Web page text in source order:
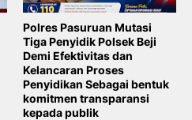
Polres Pasuruan Mutasi
Tiga Penyidik Polsek Beji
Demi Efektivitas dan
Kelancaran Proses
Penyidikan Sebagai bentuk
komitmen transparansi
kepada publik